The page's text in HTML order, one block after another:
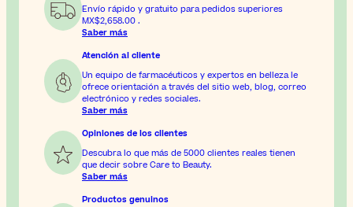
Envío rápido y gratuito para pedidos superiores
MX$2,658.00 .
Saber más
Atención al cliente
Un equipo de farmacéuticos y expertos en belleza le
ofrece orientación a través del sitio web, blog, correo
electrónico y redes sociales.
Saber más
Opiniones de los clientes
Descubra lo que más de 5000 clientes reales tienen
que decir sobre Care to Beauty.
Saber más
Productos genuinos